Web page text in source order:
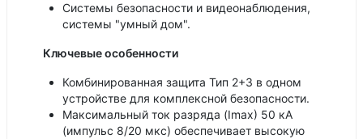
Системы безопасности и видеонаблюдения,
системы "умный дом".
Ключевые особенности
Комбинированная защита Тип 2+3 в одном
устройстве для комплексной безопасности.
Максимальный ток разряда (Imax) 50 кА
(импульс 8/20 мкс) обеспечивает высокую